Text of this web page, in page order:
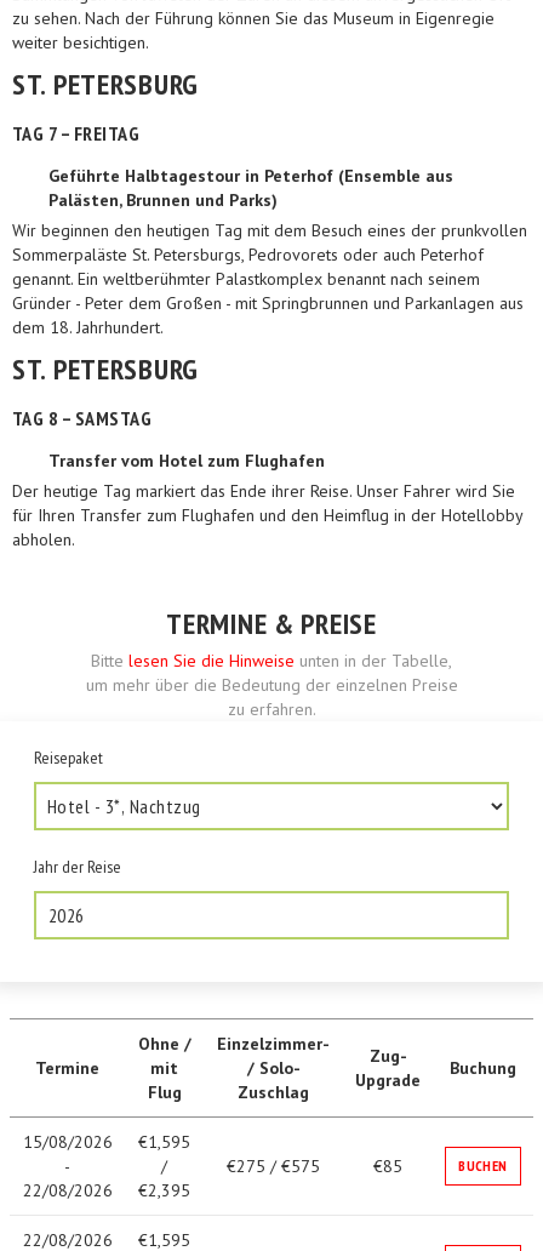
zu sehen. Nach der Führung können Sie das Museum in Eigenregie
weiter besichtigen.
ST. PETERSBURG
TAG 7 – FREITAG
Geführte Halbtagestour in Peterhof (Ensemble aus
Palästen, Brunnen und Parks)
Wir beginnen den heutigen Tag mit dem Besuch eines der prunkvollen
Sommerpaläste St. Petersburgs, Pedrovorets oder auch Peterhof
genannt. Ein weltberühmter Palastkomplex benannt nach seinem
Gründer - Peter dem Großen - mit Springbrunnen und Parkanlagen aus
dem 18. Jahrhundert.
ST. PETERSBURG
TAG 8 – SAMSTAG
Transfer vom Hotel zum Flughafen
Der heutige Tag markiert das Ende ihrer Reise. Unser Fahrer wird Sie
für Ihren Transfer zum Flughafen und den Heimflug in der Hotellobby
abholen.
TERMINE & PREISE
Bitte lesen Sie die Hinweise unten in der Tabelle,
um mehr über die Bedeutung der einzelnen Preise
zu erfahren.
Reisepaket
Jahr der Reise
2026
Termine
Ohne /
mit
Flug
Einzelzimmer-
/ Solo-
Zuschlag
Zug-
Upgrade
Buchung
15/08/2026
-
22/08/2026
€1,595
/
€2,395
€275 / €575 €85 BUCHEN
22/08/2026
€1,595